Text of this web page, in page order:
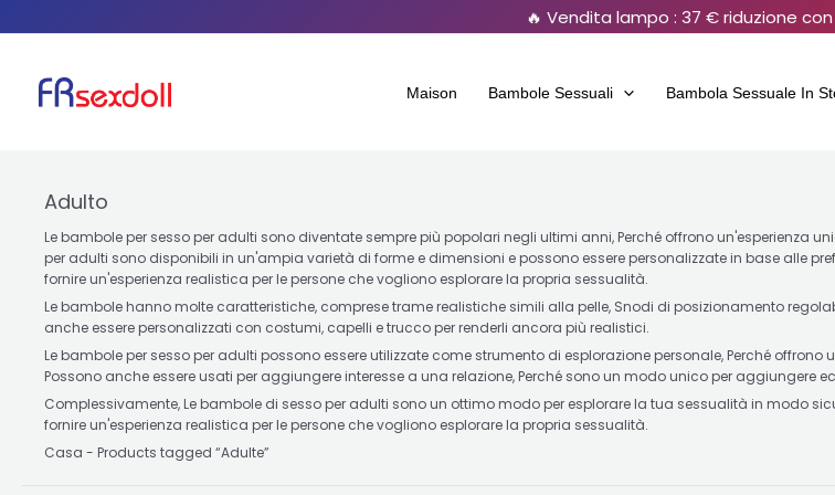
contenuto
🔥 Vendita lampo : 37 € riduzione
Maison Bambole Sessuali Bambola Sessuale In
Adulto
Le bambole per sesso per adulti sono diventate sempre più popolari negli ultimi anni, Perché offrono un'esperienza
per adulti sono disponibili in un'ampia varietà di forme e dimensioni e possono essere personalizzate in base alle
fornire un'esperienza realistica per le persone che vogliono esplorare la propria sessualità.
Le bambole hanno molte caratteristiche, comprese trame realistiche simili alla pelle, Snodi di posizionamento
anche essere personalizzati con costumi, capelli e trucco per renderli ancora più realistici.
Le bambole per sesso per adulti possono essere utilizzate come strumento di esplorazione personale, Perché
Possono anche essere usati per aggiungere interesse a una relazione, Perché sono un modo unico per aggiungere
Complessivamente, Le bambole di sesso per adulti sono un ottimo modo per esplorare la tua sessualità in modo
fornire un'esperienza realistica per le persone che vogliono esplorare la propria sessualità.
Casa - Products tagged “Adulte”